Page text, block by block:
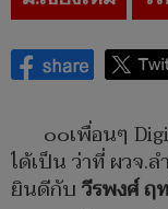
๐๐เพื่อนๆ
ได้เป็น ว่าที่ ผวจ.
ยินดีกับวีรพงศ์ ฤ